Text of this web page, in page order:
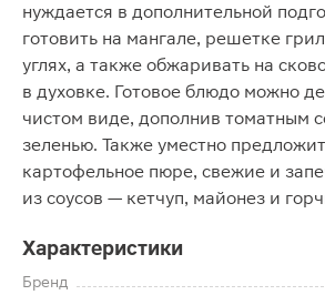
нуждается в дополнительной
готовить на мангале, решетке
углях, а также обжаривать на
в духовке. Готовое блюдо можно
чистом виде, дополнив томатным
зеленью. Также уместно
картофельное пюре, свежие и
из соусов — кетчуп, майонез и
Характеристики
Бренд